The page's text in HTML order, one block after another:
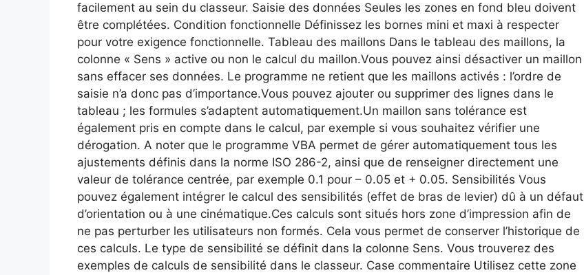
facilement au sein du classeur. Saisie des données Seules les zones en fond bleu doivent
être complétées. Condition fonctionnelle Définissez les bornes mini et maxi à respecter
pour votre exigence fonctionnelle. Tableau des maillons Dans le tableau des maillons, la
colonne « Sens » active ou non le calcul du maillon.Vous pouvez ainsi désactiver un maillon
sans effacer ses données. Le programme ne retient que les maillons activés : l’ordre de
saisie n’a donc pas d’importance.Vous pouvez ajouter ou supprimer des lignes dans le
tableau ; les formules s’adaptent automatiquement.Un maillon sans tolérance est
également pris en compte dans le calcul, par exemple si vous souhaitez vérifier une
dérogation. A noter que le programme VBA permet de gérer automatiquement tous les
ajustements définis dans la norme ISO 286-2, ainsi que de renseigner directement une
valeur de tolérance centrée, par exemple 0.1 pour – 0.05 et + 0.05. Sensibilités Vous
pouvez également intégrer le calcul des sensibilités (effet de bras de levier) dû à un défaut
d’orientation ou à une cinématique.Ces calculs sont situés hors zone d’impression afin de
ne pas perturber les utilisateurs non formés. Cela vous permet de conserver l’historique de
ces calculs. Le type de sensibilité se définit dans la colonne Sens. Vous trouverez des
exemples de calculs de sensibilité dans le classeur. Case commentaire Utilisez cette zone